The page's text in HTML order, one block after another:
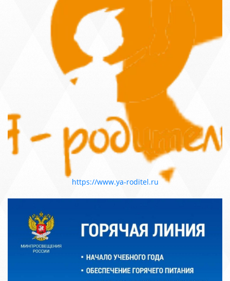
https://www.ya-roditel.ru